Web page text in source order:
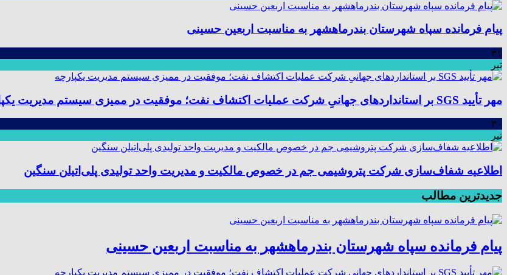
پیام فرمانده سپاه شهرستان بندرماهشهر به مناسبت اربعین حسینی
۳۱
تیر
مهر تأیید SGS بر استانداردهای جهانیِ شرکت عملیات اکتشاف نفت؛ موفقیت در ممیزی سیستم مدیریت یکپارچه
۳۰
تیر
اطلاعیه شفاف‌سازی شرکت پتروشیمی جم در خصوص مالکیت و مدیریت واحد تولیدی پلی‌اتیلن سنگین
جدیدترین مطالب
پیام فرمانده سپاه شهرستان بندرماهشهر به مناسبت اربعین حسینی